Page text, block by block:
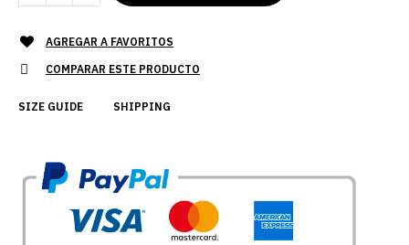
AGREGAR A FAVORITOS
COMPARAR ESTE PRODUCTO
SIZE GUIDE SHIPPING